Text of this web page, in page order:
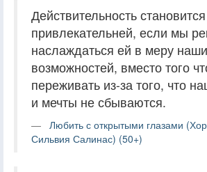
Действительность
привлекательней, если мы
наслаждаться ей в меру
возможностей, вместо того
переживать из-за того, что
и мечты не сбываются.
Любить с открытыми глазами
Сильвия Салинас) (50+)